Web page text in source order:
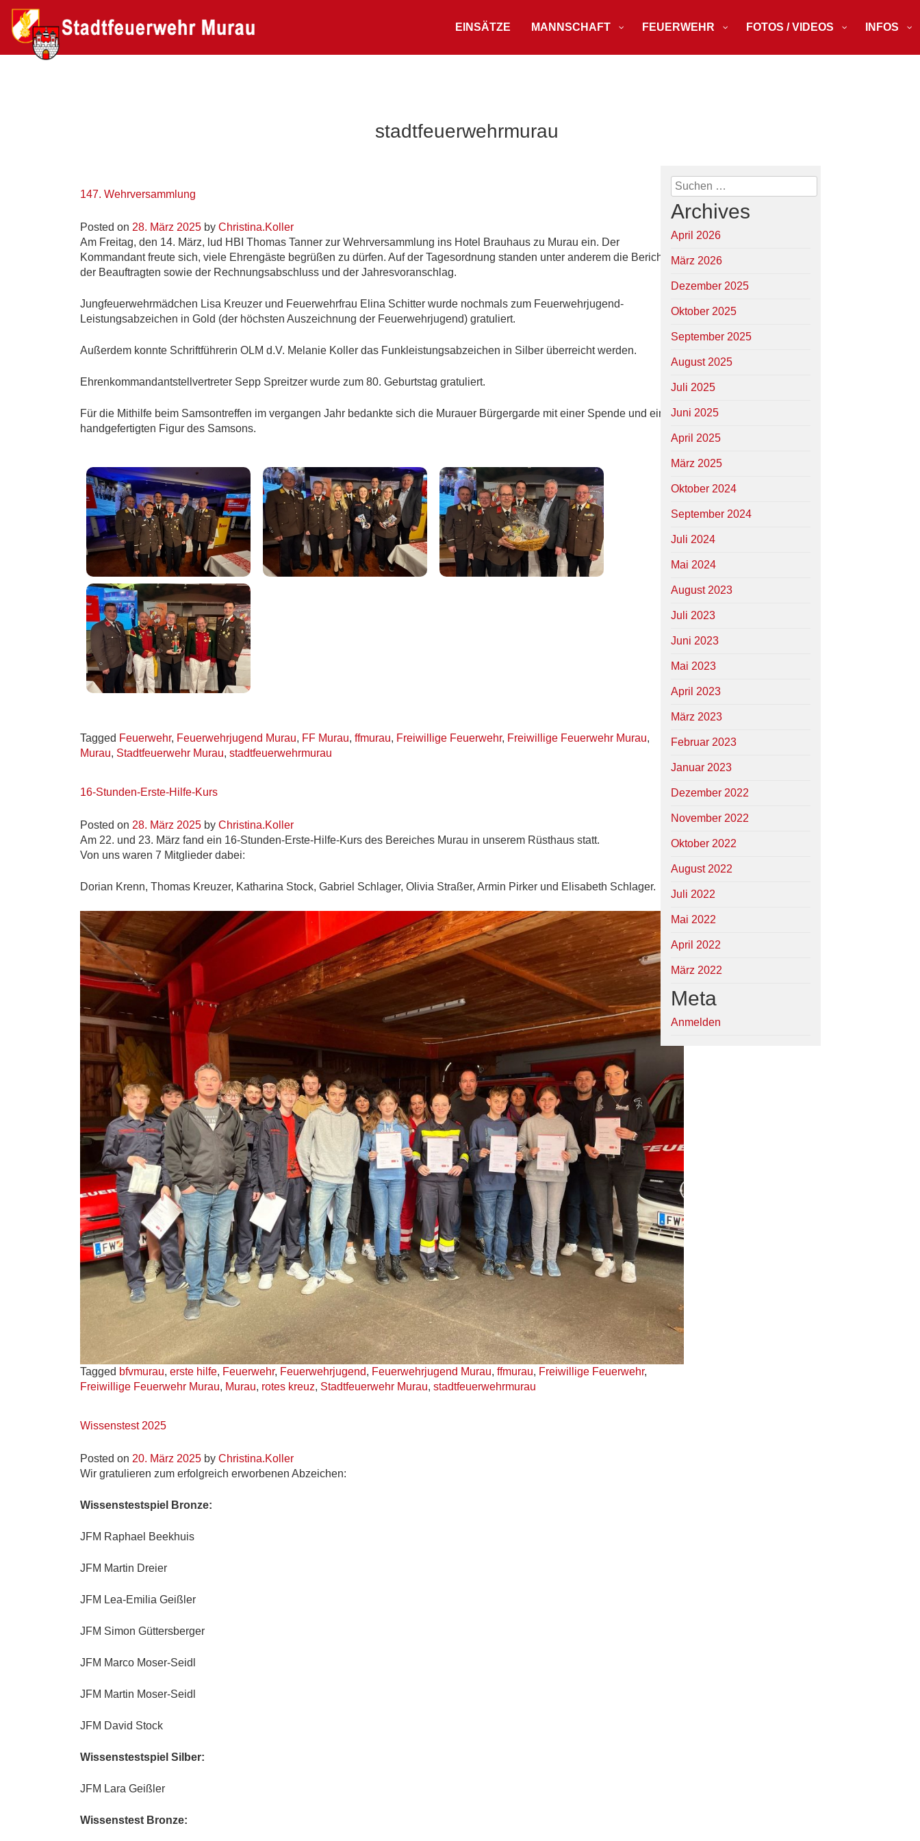
EINSÄTZE MANNSCHAFT FEUERWEHR FOTOS / VIDEOS INFOS
stadtfeuerwehrmurau
147. Wehrversammlung
Posted on 28. März 2025 by Christina.Koller
Am Freitag, den 14. März, lud HBI Thomas Tanner zur Wehrversammlung ins Hotel Brauhaus zu Murau ein. Der
Kommandant freute sich, viele Ehrengäste begrüßen zu dürfen. Auf der Tagesordnung standen unter anderem die Berichte
der Beauftragten sowie der Rechnungsabschluss und der Jahresvoranschlag.
Jungfeuerwehrmädchen Lisa Kreuzer und Feuerwehrfrau Elina Schitter wurde nochmals zum Feuerwehrjugend-
Leistungsabzeichen in Gold (der höchsten Auszeichnung der Feuerwehrjugend) gratuliert.
Außerdem konnte Schriftführerin OLM d.V. Melanie Koller das Funkleistungsabzeichen in Silber überreicht werden.
Ehrenkommandantstellvertreter Sepp Spreitzer wurde zum 80. Geburtstag gratuliert.
Für die Mithilfe beim Samsontreffen im vergangen Jahr bedankte sich die Murauer Bürgergarde mit einer Spende und einer
handgefertigten Figur des Samsons.
Tagged Feuerwehr, Feuerwehrjugend Murau, FF Murau, ffmurau, Freiwillige Feuerwehr, Freiwillige Feuerwehr Murau,
Murau, Stadtfeuerwehr Murau, stadtfeuerwehrmurau
16-Stunden-Erste-Hilfe-Kurs
Posted on 28. März 2025 by Christina.Koller
Am 22. und 23. März fand ein 16-Stunden-Erste-Hilfe-Kurs des Bereiches Murau in unserem Rüsthaus statt.
Von uns waren 7 Mitglieder dabei:
Dorian Krenn, Thomas Kreuzer, Katharina Stock, Gabriel Schlager, Olivia Straßer, Armin Pirker und Elisabeth Schlager.
Tagged bfvmurau, erste hilfe, Feuerwehr, Feuerwehrjugend, Feuerwehrjugend Murau, ffmurau, Freiwillige Feuerwehr,
Freiwillige Feuerwehr Murau, Murau, rotes kreuz, Stadtfeuerwehr Murau, stadtfeuerwehrmurau
Wissenstest 2025
Posted on 20. März 2025 by Christina.Koller
Wir gratulieren zum erfolgreich erworbenen Abzeichen:
Wissenstestspiel Bronze:
JFM Raphael Beekhuis
JFM Martin Dreier
JFM Lea-Emilia Geißler
JFM Simon Güttersberger
JFM Marco Moser-Seidl
JFM Martin Moser-Seidl
JFM David Stock
Wissenstestspiel Silber:
JFM Lara Geißler
Wissenstest Bronze:
Suchen
nach:
Archives
April 2026
März 2026
Dezember 2025
Oktober 2025
September 2025
August 2025
Juli 2025
Juni 2025
April 2025
März 2025
Oktober 2024
September 2024
Juli 2024
Mai 2024
August 2023
Juli 2023
Juni 2023
Mai 2023
April 2023
März 2023
Februar 2023
Januar 2023
Dezember 2022
November 2022
Oktober 2022
August 2022
Juli 2022
Mai 2022
April 2022
März 2022
Meta
Anmelden